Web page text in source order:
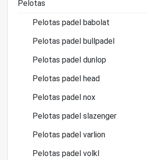
Pelotas
Pelotas padel babolat
Pelotas padel bullpadel
Pelotas padel dunlop
Pelotas padel head
Pelotas padel nox
Pelotas padel slazenger
Pelotas padel varlion
Pelotas padel volkl